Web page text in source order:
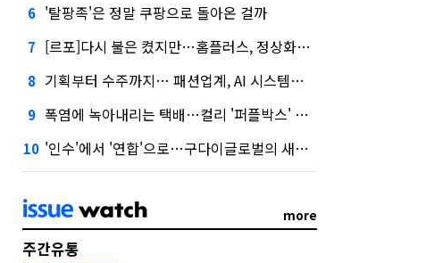
6 '탈팡족'은 정말 쿠팡으로 돌아온 걸까
7 [르포]다시 불은 켰지만…홈플러스, 정상화까진 '까마득'
8 기획부터 수주까지… 패션업계, AI 시스템화 박차
9 폭염에 녹아내리는 택배…컬리 '퍼플박스' 대안 될까
10 '인수'에서 '연합'으로…구다이글로벌의 새로운 투자법
more
주간유통